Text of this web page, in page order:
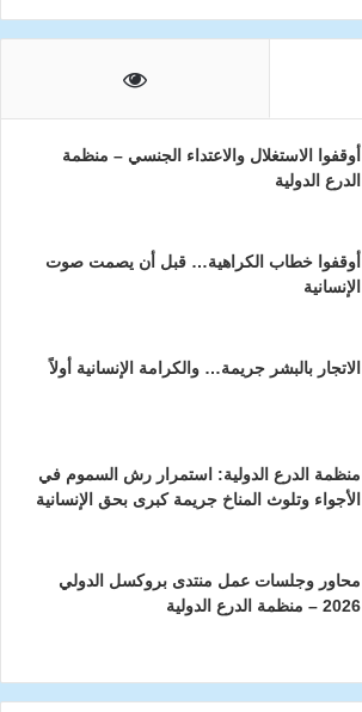
أوقفوا الاستغلال والاعتداء الجنسي – منظمة
الدرع الدولية
أوقفوا خطاب الكراهية… قبل أن يصمت صوت
الإنسانية
الاتجار بالبشر جريمة… والكرامة الإنسانية أولاً
منظمة الدرع الدولية: استمرار رش السموم في
الأجواء وتلوث المناخ جريمة كبرى بحق الإنسانية
محاور وجلسات عمل منتدى بروكسل الدولي
2026 – منظمة الدرع الدولية